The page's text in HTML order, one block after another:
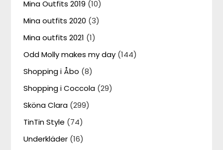
Mina Outfits 2019 (10)
Mina outfits 2020 (3)
Mina outfits 2021 (1)
Odd Molly makes my day (144)
Shopping i Åbo (8)
Shopping i Coccola (29)
Sköna Clara (299)
TinTin Style (74)
Underkläder (16)